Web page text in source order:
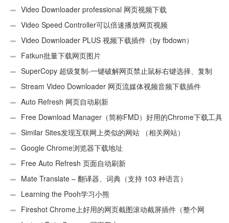
用Android）
Video Downloader professional 网页视频下载
Video Speed Controller可以倍速播放网页视频
Video Downloader PLUS 视频下载插件（by fbdown）
Fatkun批量下载网页图片
SuperCopy 超级复制-一键破解网页禁止鼠标右键选择、复制
Stream Video Downloader 网页流媒体视频音频下载插件
Auto Refresh 网页自动刷新
Free Download Manager（简称FMD）好用的Chrome下载工具
插件Similar Sites发现互联网上类似的网站 （相关网站）
Google Chrome浏览器下载地址
Free Auto Refresh 页面自动刷新
Mate Translate – 翻译器、词典（支持 103 种语言）
Learning the Pooh学习小熊
Fireshot Chrome上好用的网页截图滚动截屏插件（整个网